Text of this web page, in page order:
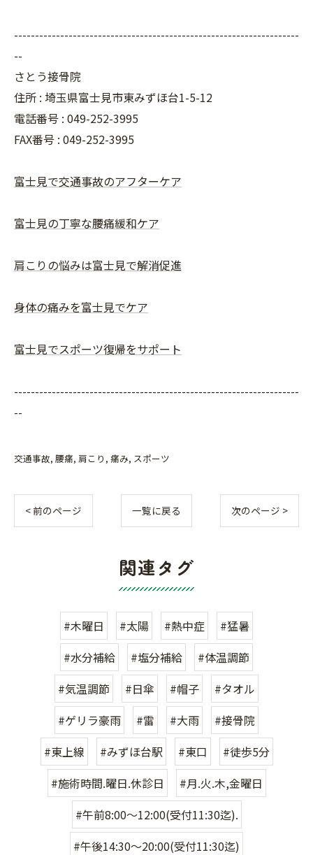
--------------------------------------------------------------------
--
さとう接骨院
住所 : 埼玉県富士見市東みずほ台1-5-12
電話番号 : 049-252-3995
FAX番号 : 049-252-3995
富士見で交通事故のアフターケア
富士見の丁寧な腰痛緩和ケア
肩こりの悩みは富士見で解消促進
身体の痛みを富士見でケア
富士見でスポーツ復帰をサポート
--------------------------------------------------------------------
--
交通事故 腰痛 肩こり 痛み スポーツ
< 前のページ 一覧に戻る 次のページ >
関連タグ
#木曜日 #太陽 #熱中症
#猛暑
#水分補給
#塩分補給
#体温調節
#気温調節
#日傘 #帽子
#タオル
#ゲリラ豪雨
#雷 #大雨
#接骨院
#東上線
#みずほ台駅 #東口
#徒歩5分
#施術時間.曜日.休診日
#月.火.木,金曜日
#午前8:00〜12:00(受付11:30迄).
#午後14:30〜20:00(受付11:30迄)